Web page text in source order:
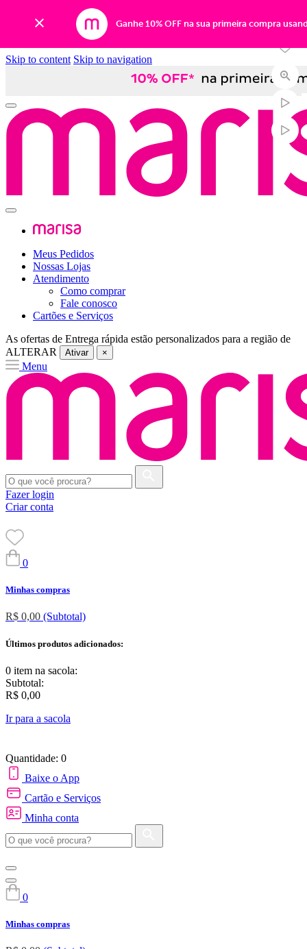
Ganhe 10% OFF na sua primeira compra
Skip to content Skip to navigation
Meus Pedidos
Nossas Lojas
Atendimento
Como comprar
Fale conosco
Cartões e Serviços
As ofertas de Entrega rápida estão personalizados para a região de
ALTERAR
Ativar ×
Menu
Fazer login
Criar conta
0
Minhas compras
R$ 0,00 (Subtotal)
Últimos produtos adicionados:
0 item na sacola:
Subtotal:
R$ 0,00
Ir para a sacola
Quantidade: 0
Baixe o App
Cartão e Serviços
Minha conta
0
Minhas compras